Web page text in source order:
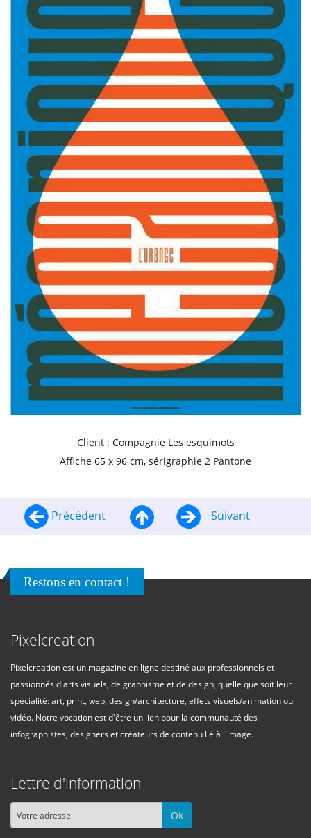
Client : Compagnie Les esquimots
Affiche 65 x 96 cm, sérigraphie 2 Pantone
Précédent Suivant
Restons en contact !
Pixelcreation
Pixelcreation est un magazine en ligne destiné aux professionnels et
passionnés d'arts visuels, de graphisme et de design, quelle que soit leur
spécialité: art, print, web, design/architecture, effets visuels/animation ou
vidéo. Notre vocation est d'être un lien pour la communauté des
infographistes, designers et créateurs de contenu lié à l'image.
Lettre d'information
Ok